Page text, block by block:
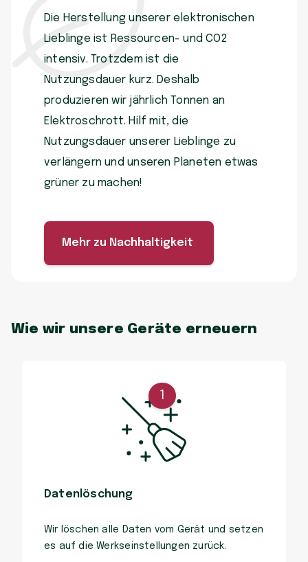
Die Herstellung unserer elektronischen
Lieblinge ist Ressourcen- und CO2
intensiv. Trotzdem ist die
Nutzungsdauer kurz. Deshalb
produzieren wir jährlich Tonnen an
Elektroschrott. Hilf mit, die
Nutzungsdauer unserer Lieblinge zu
verlängern und unseren Planeten etwas
grüner zu machen!
Mehr zu Nachhaltigkeit
Wie wir unsere Geräte erneuern
Datenlöschung
Wir löschen alle Daten vom Gerät und setzen
es auf die Werkseinstellungen zurück.